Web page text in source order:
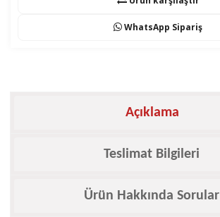
WhatsApp Sipariş
Açıklama
Teslimat Bilgileri
Ürün Hakkında Sorular